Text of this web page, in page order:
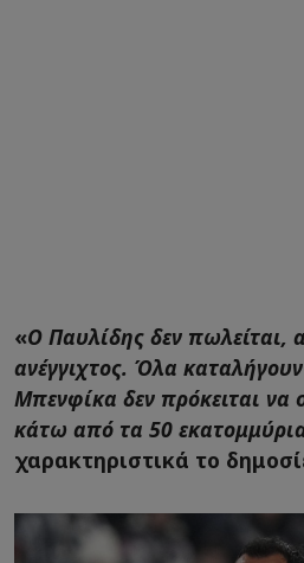
«Ο Παυλίδης δεν πωλείται,
ανέγγιχτος. Όλα
Μπενφίκα δεν πρόκειται να
κάτω από τα 50
χαρακτηριστικά το